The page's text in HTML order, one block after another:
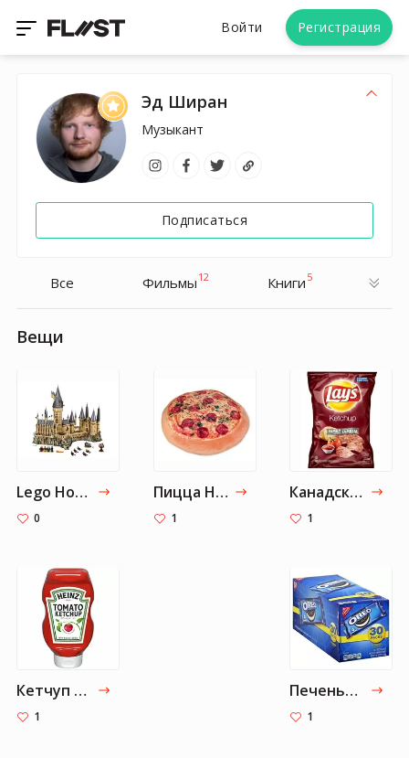
Войти Регистрация
Эд Ширан
Музыкант
Подписаться
Все Фильмы 12 Книги 5
Вещи
Lego Hogwarts™ Castle 71043 | Harry Potter™
0
Пицца Huggable Pizza Cushion
1
Канадские чипсы Lay’s со вкусом кетчупа, большая семейная упаковка
1
Кетчуп Heinz
1
Печенье Oreo Original
1